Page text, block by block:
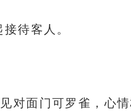
待客人。
对面门可罗雀，心情